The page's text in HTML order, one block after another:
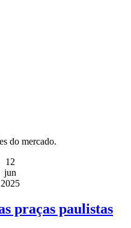
do mercado.
12
jun
2025
praças paulistas